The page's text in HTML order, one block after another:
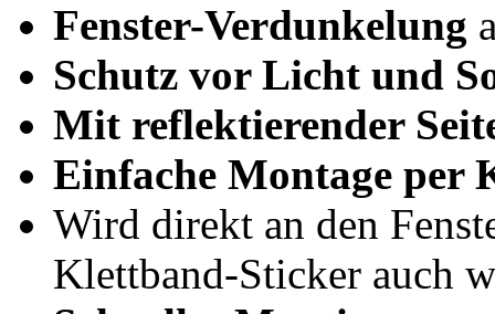
Fenster-Verdunkelung
Schutz vor Licht und
Mit reflektierender
Einfache Montage per
Wird direkt an den
Klettband-Sticker auch